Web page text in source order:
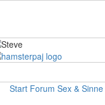
Start Forum Sex & Sinne